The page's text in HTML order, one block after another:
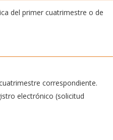
del primer cuatrimestre o de
correspondiente.
electrónico (solicitud